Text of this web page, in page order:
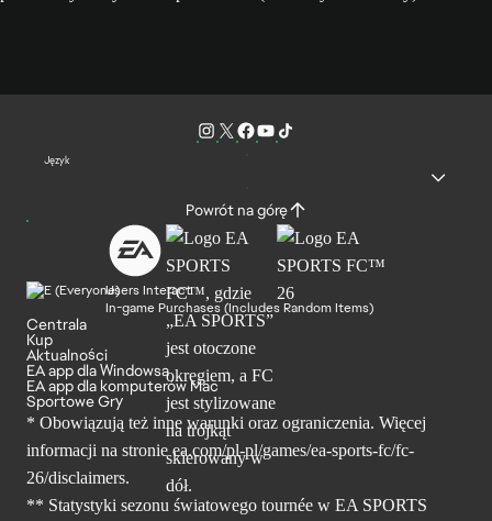
Język
Powrót na górę
Users Interact
In-game Purchases (Includes Random Items)
Centrala
Kup
Aktualności
EA app dla Windowsa
EA app dla komputerów Mac
Sportowe Gry
* Obowiązują też inne warunki oraz ograniczenia. Więcej
informacji na stronie ea.com/pl-pl/games/ea-sports-fc/fc-
26/disclaimers.
** Statystyki sezonu światowego tournée w EA SPORTS